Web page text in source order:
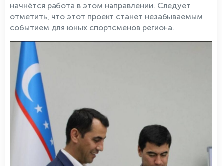
начнётся работа в этом направлении. Следует
отметить, что этот проект станет незабываемым
событием для юных спортсменов региона.